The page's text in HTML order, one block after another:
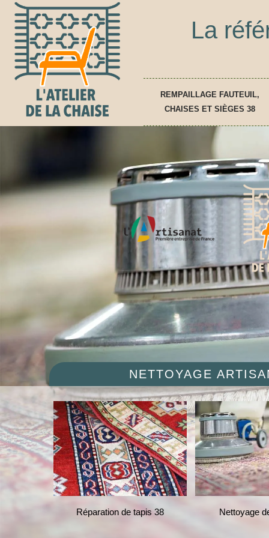
La
REMPAILLAGE FAUTEUIL,
CHAISES ET SIÈGES 38
NETTOYAGE
et Réparation de tapis 38 Nettoyage de